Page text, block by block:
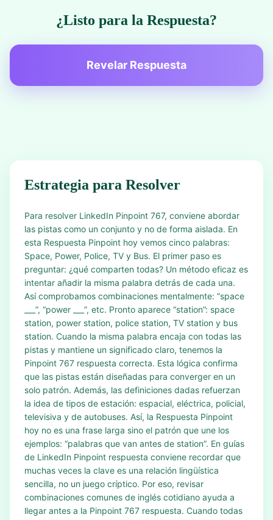
¿Listo para la Respuesta?
Revelar Respuesta
Estrategia para Resolver
Para resolver LinkedIn Pinpoint 767, conviene abordar
las pistas como un conjunto y no de forma aislada. En
esta Respuesta Pinpoint hoy vemos cinco palabras:
Space, Power, Police, TV y Bus. El primer paso es
preguntar: ¿qué comparten todas? Un método eficaz es
intentar añadir la misma palabra detrás de cada una.
Así comprobamos combinaciones mentalmente: “space
___”, “power ___”, etc. Pronto aparece “station”: space
station, power station, police station, TV station y bus
station. Cuando la misma palabra encaja con todas las
pistas y mantiene un significado claro, tenemos la
Pinpoint 767 respuesta correcta. Esta lógica confirma
que las pistas están diseñadas para converger en un
solo patrón. Además, las definiciones dadas refuerzan
la idea de tipos de estación: espacial, eléctrica, policial,
televisiva y de autobuses. Así, la Respuesta Pinpoint
hoy no es una frase larga sino el patrón que une los
ejemplos: “palabras que van antes de station”. En guías
de LinkedIn Pinpoint respuesta conviene recordar que
muchas veces la clave es una relación lingüística
sencilla, no un juego críptico. Por eso, revisar
combinaciones comunes de inglés cotidiano ayuda a
llegar antes a la Pinpoint 767 respuesta. Cuando todas